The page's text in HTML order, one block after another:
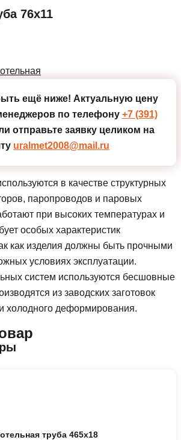
76х11
ещё ниже! Актуальную цену
по телефону +7 (391)
отправьте заявку целиком на
uralmet2008@mail.ru
в качестве структурных
паропроводов и паровых
при высоких температурах и
особых характеристик
как изделия должны быть прочными
условиях эксплуатации.
систем используются бесшовные
из заводских заготовок
холодного деформирования.
труба 465х18